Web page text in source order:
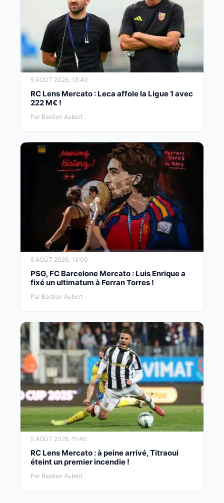
5 AOÛT 2026, 13:40
RC Lens Mercato : Leca affole la Ligue 1 avec
222 M€ !
Par Bastien Aubert
5 AOÛT 2026, 13:00
PSG, FC Barcelone Mercato : Luis Enrique a
fixé un ultimatum à Ferran Torres !
Par Bastien Aubert
5 AOÛT 2026, 11:40
RC Lens Mercato : à peine arrivé, Titraoui
éteint un premier incendie !
Par Bastien Aubert